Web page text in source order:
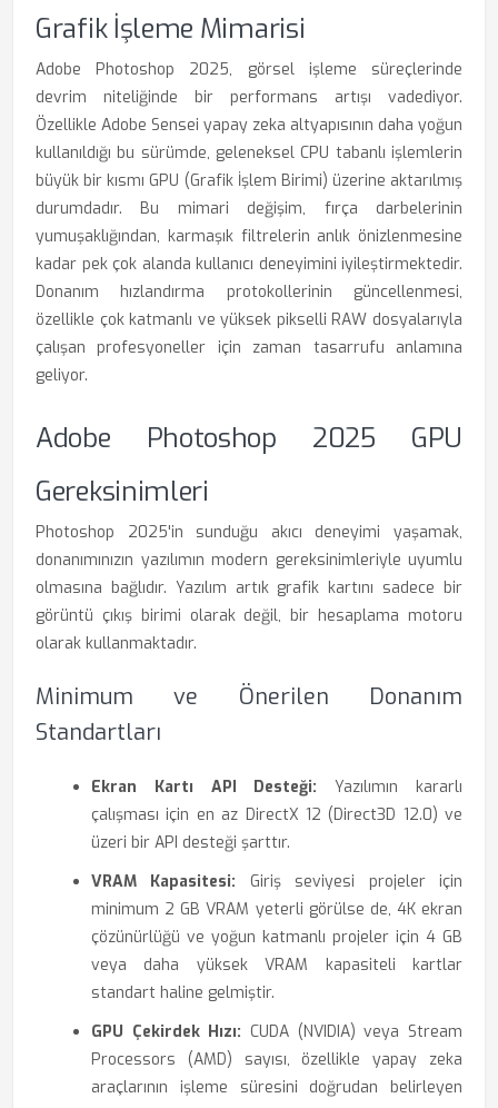
Grafik İşleme Mimarisi
Adobe Photoshop 2025, görsel işleme süreçlerinde
devrim niteliğinde bir performans artışı vadediyor.
Özellikle Adobe Sensei yapay zeka altyapısının daha yoğun
kullanıldığı bu sürümde, geleneksel CPU tabanlı işlemlerin
büyük bir kısmı GPU (Grafik İşlem Birimi) üzerine aktarılmış
durumdadır. Bu mimari değişim, fırça darbelerinin
yumuşaklığından, karmaşık filtrelerin anlık önizlenmesine
kadar pek çok alanda kullanıcı deneyimini iyileştirmektedir.
Donanım hızlandırma protokollerinin güncellenmesi,
özellikle çok katmanlı ve yüksek pikselli RAW dosyalarıyla
çalışan profesyoneller için zaman tasarrufu anlamına
geliyor.
Adobe Photoshop 2025 GPU
Gereksinimleri
Photoshop 2025'in sunduğu akıcı deneyimi yaşamak,
donanımınızın yazılımın modern gereksinimleriyle uyumlu
olmasına bağlıdır. Yazılım artık grafik kartını sadece bir
görüntü çıkış birimi olarak değil, bir hesaplama motoru
olarak kullanmaktadır.
Minimum ve Önerilen Donanım
Standartları
Ekran Kartı API Desteği: Yazılımın kararlı
çalışması için en az DirectX 12 (Direct3D 12.0) ve
üzeri bir API desteği şarttır.
VRAM Kapasitesi: Giriş seviyesi projeler için
minimum 2 GB VRAM yeterli görülse de, 4K ekran
çözünürlüğü ve yoğun katmanlı projeler için 4 GB
veya daha yüksek VRAM kapasiteli kartlar
standart haline gelmiştir.
GPU Çekirdek Hızı: CUDA (NVIDIA) veya Stream
Processors (AMD) sayısı, özellikle yapay zeka
araçlarının işleme süresini doğrudan belirleyen